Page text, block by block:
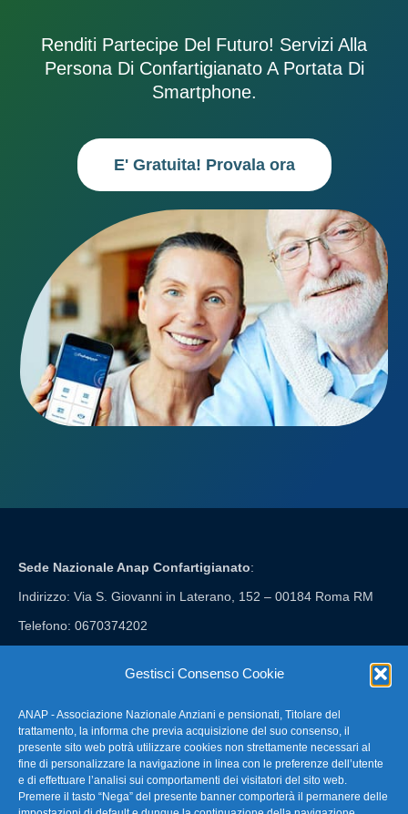
Gestisci Consenso Cookie
ANAP - Associazione Nazionale Anziani e pensionati, Titolare del
trattamento, la informa che previa acquisizione del suo consenso, il
presente sito web potrà utilizzare cookies non strettamente necessari al
fine di personalizzare la navigazione in linea con le preferenze dell’utente
e di effettuare l’analisi sui comportamenti dei visitatori del sito web.
Premere il tasto “Nega” del presente banner comporterà il permanere delle
Renditi Partecipe Del Futuro! Servizi Alla
Persona Di Confartigianato A Portata Di
Smartphone.
E' Gratuita! Provala ora
Sede Nazionale Anap Confartigianato:
Indirizzo: Via S. Giovanni in Laterano, 152 – 00184 Roma RM
Telefono: 0670374202
FAQ – Domande Frequenti
La nostra Newsletter